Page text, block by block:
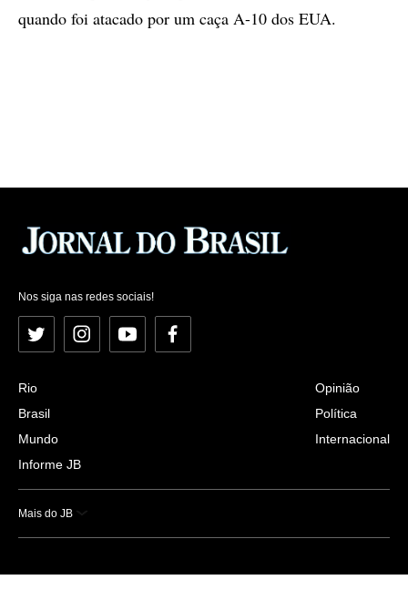
quando foi atacado por um caça A-10 dos EUA.
Nos siga nas redes sociais!
Twitter InstagramYouTubeFacebook
Rio
Brasil
Mundo
Informe JB
Opinião
Política
Internacional
Mais do JB
Esportes